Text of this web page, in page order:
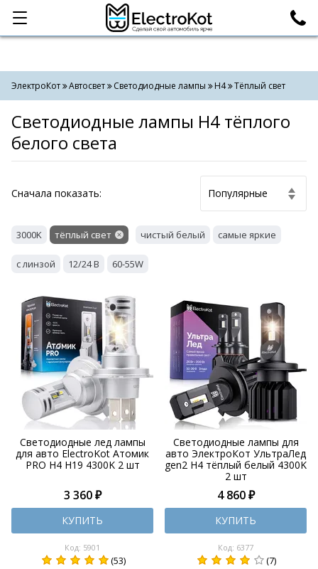
Категории Поиск
ЭлектроКот Автосвет Светодиодные лампы H4 Тёплый свет
Светодиодные лампы H4 тёплого
белого света
Cначала показать:
3000K тёплый свет чистый белый самые яркие
с линзой 12/24 В 60-55W
Светодиодные лед лампы
для авто ElectroKot Атомик
PRO H4 H19 4300K 2 шт
3 360 ₽
КУПИТЬ
Код: 5901
(53)
Светодиодные лампы для
авто ЭлектроКот УльтраЛед
gen2 H4 тёплый белый 4300K
2 шт
4 860 ₽
КУПИТЬ
Код: 6377
(7)